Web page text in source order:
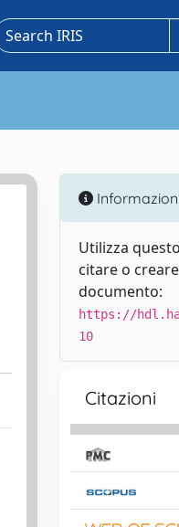
Utilizza
citare o
documento:
https://
10
Citazioni